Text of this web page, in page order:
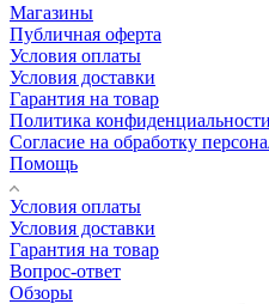
Магазины
Публичная оферта
Условия оплаты
Условия доставки
Гарантия на товар
Политика конфиденциальности
Согласие на обработку
Помощь
Условия оплаты
Условия доставки
Гарантия на товар
Вопрос-ответ
Обзоры